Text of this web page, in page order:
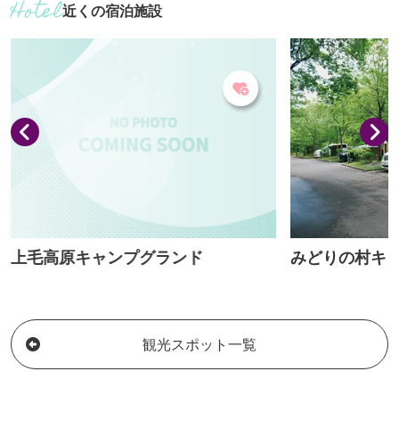
ン多数の一品です。 ◯定休日：不定休
水と風と人情で
を続けています
変わり種も。
近くの宿泊施設
上毛高原キャンプグランド みどりの村キ
観光スポット一覧